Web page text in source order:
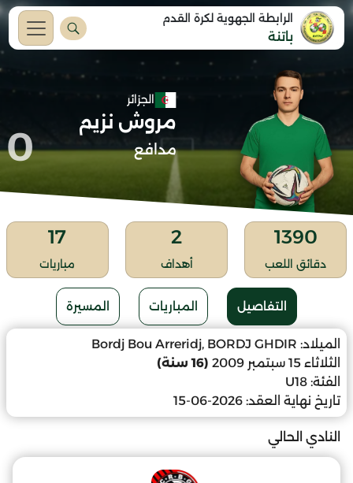
الرابطة الجهوية لكرة القدم
باتنة
الجزائر
مروش نزيم
مدافع 0
1390
دقائق اللعب
2
أهداف
17
مباريات
التفاصيل المباريات المسيرة
الميلاد: Bordj Bou Arreridj, BORDJ GHDIR
الثلاثاء 15 سبتمبر 2009
(16 سنة)
الفئة: U18
تاريخ نهاية العقد: 2026-06-15
النادي الحالي